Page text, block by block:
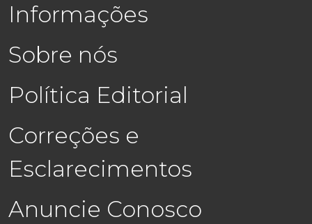
Informações
Sobre nós
Política Editorial
Correções e
Esclarecimentos
Anuncie Conosco